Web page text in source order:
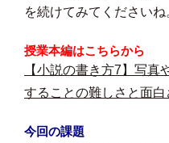
を続けてみてくださいね
授業本編はこちらから
【小説の書き方7】写真
することの難しさと面白
今回の課題